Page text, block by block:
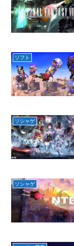
【動画】これはお
【画像】 キャミイ
エグすぎる
私の彼に裏表がな
【悲報】 めっちゃ
アに登場してしま
やる夫のダンジョ
のファイアホイー
後」
【にじさんじ】委
う何でも作れそう
やる夫「催眠アプ
【悲報】エルデン
モバＰ「アイドル
【画像】漫画・ア
問ｗｗｗｗ
ソフト
ソシャゲ
ソシャゲ